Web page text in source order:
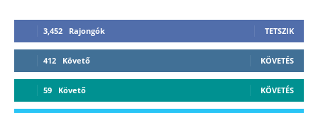
3,452 Rajongók TETSZIK
412 Követő KÖVETÉS
59 Követő KÖVETÉS